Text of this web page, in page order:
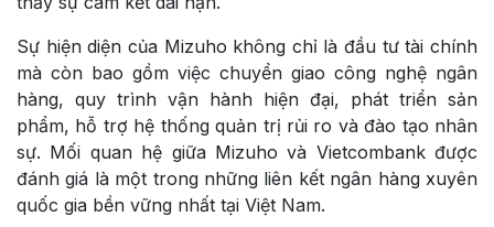
Sự hiện diện của Mizuho không chỉ là đầu tư tài chính
mà còn bao gồm việc chuyển giao công nghệ ngân
hàng, quy trình vận hành hiện đại, phát triển sản
phẩm, hỗ trợ hệ thống quản trị rủi ro và đào tạo nhân
sự. Mối quan hệ giữa Mizuho và Vietcombank được
đánh giá là một trong những liên kết ngân hàng xuyên
quốc gia bền vững nhất tại Việt Nam.